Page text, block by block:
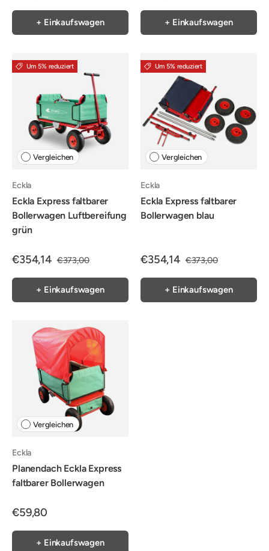
+ Einkaufswagen + Einkaufswagen
Um 5% reduziert
Vergleichen
Eckla
Eckla Express faltbarer
Bollerwagen Luftbereifung
grün
€354,14 €373,00
+ Einkaufswagen
Um 5% reduziert
Vergleichen
Eckla
Eckla Express faltbarer
Bollerwagen blau
€354,14 €373,00
+ Einkaufswagen
Vergleichen
Eckla
Planendach Eckla Express
faltbarer Bollerwagen
€59,80
+ Einkaufswagen